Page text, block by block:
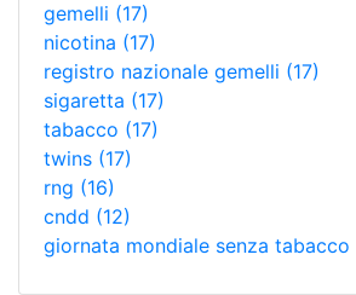
gemelli (17)
nicotina (17)
registro nazionale gemelli (17)
sigaretta (17)
tabacco (17)
twins (17)
rng (16)
cndd (12)
giornata mondiale senza tabacco